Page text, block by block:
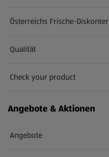
Österreichs Frische-Diskonter
Qualität
Check your product
(öffnet in einem neuen Tab)
Angebote & Aktionen
Angebote